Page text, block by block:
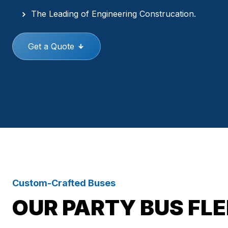
The Leading of Engineering Construcation.
Get a Quote
Custom-Crafted Buses
OUR PARTY BUS